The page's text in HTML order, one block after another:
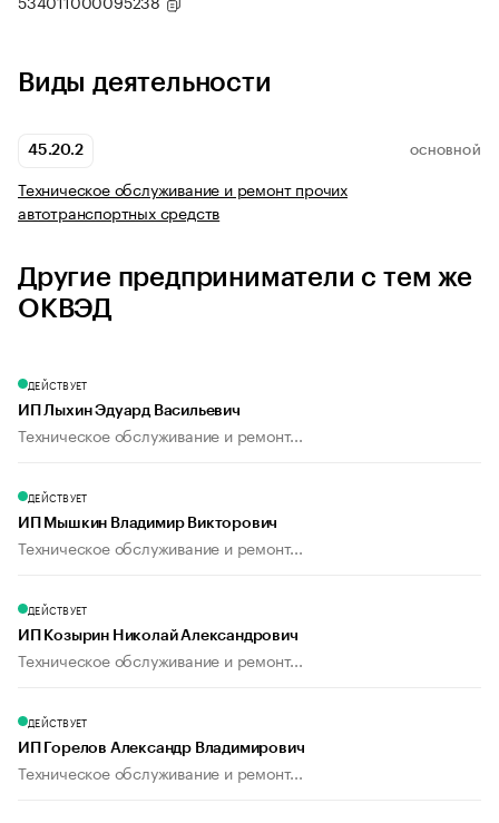
Виды деятельности
45.20.2 ОСНОВНОЙ
Техническое обслуживание и ремонт прочих
автотранспортных средств
Другие предприниматели с тем же
ОКВЭД
ДЕЙСТВУЕТ
ИП Лыхин Эдуард Васильевич
Техническое обслуживание и ремонт...
ДЕЙСТВУЕТ
ИП Мышкин Владимир Викторович
Техническое обслуживание и ремонт...
ДЕЙСТВУЕТ
ИП Козырин Николай Александрович
Техническое обслуживание и ремонт...
ДЕЙСТВУЕТ
ИП Горелов Александр Владимирович
Техническое обслуживание и ремонт...